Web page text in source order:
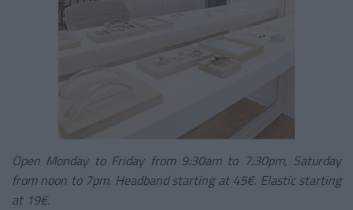
Open Monday to Friday from 9:30am to 7:30pm, Saturday
from noon to 7pm. Headband starting at 45€. Elastic starting
at 19€.